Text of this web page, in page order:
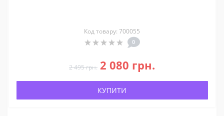
Код товару: 700055
0
2 495 грн. 2 080 грн.
КУПИТИ